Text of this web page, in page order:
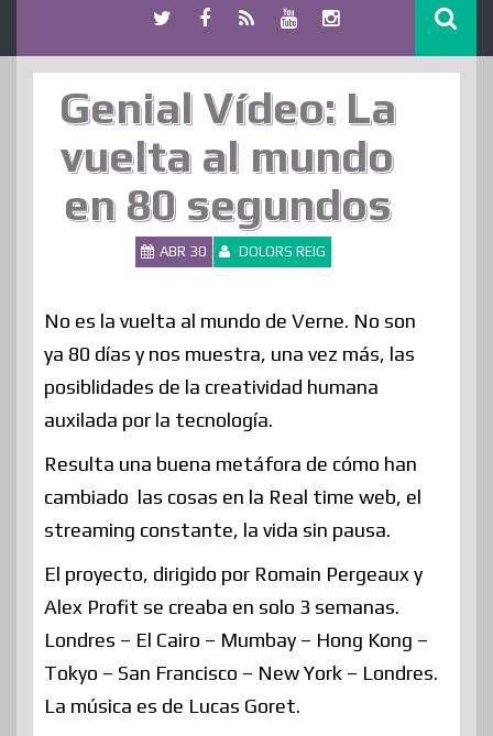
Genial Vídeo: La
vuelta al mundo
en 80 segundos
ABR 30 DOLORS REIG
No es la vuelta al mundo de Verne. No son
ya 80 días y nos muestra, una vez más, las
posiblidades de la creatividad humana
auxilada por la tecnología.
Resulta una buena metáfora de cómo han
cambiado las cosas en la Real time web, el
streaming constante, la vida sin pausa.
El proyecto, dirigido por Romain Pergeaux y
Alex Profit se creaba en solo 3 semanas.
Londres – El Cairo – Mumbay – Hong Kong –
Tokyo – San Francisco – New York – Londres.
La música es de Lucas Goret.